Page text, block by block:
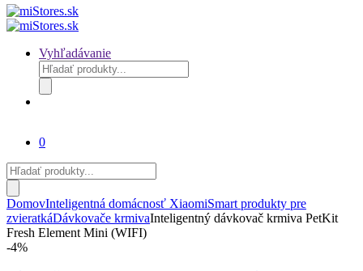
Vyhľadávanie
Products
search
0
Products
search
DomovInteligentná domácnosť XiaomiSmart produkty pre
zvieratkáDávkovače krmivaInteligentný dávkovač krmiva PetKit
Fresh Element Mini (WIFI)
-4%